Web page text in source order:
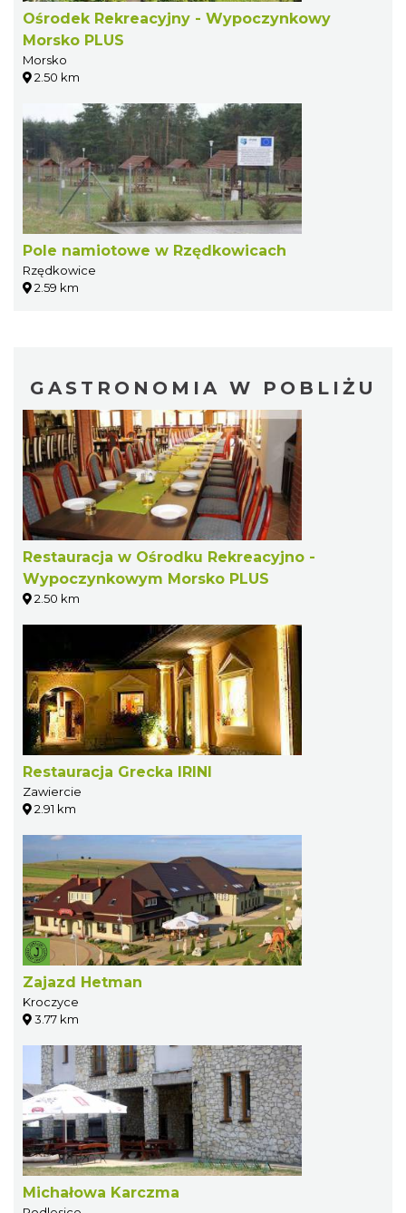
Ośrodek Rekreacyjny - Wypoczynkowy
Morsko PLUS
Morsko
2.50 km
Pole namiotowe w Rzędkowicach
Rzędkowice
2.59 km
GASTRONOMIA W POBLIŻU
Restauracja w Ośrodku Rekreacyjno -
Wypoczynkowym Morsko PLUS
2.50 km
Restauracja Grecka IRINI
Zawiercie
2.91 km
Zajazd Hetman
Kroczyce
3.77 km
Michałowa Karczma